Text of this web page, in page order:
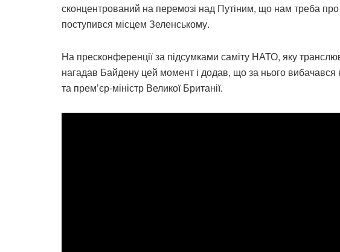
сконцентрований на перемозі над Путіним, що нам треба
поступився місцем Зеленському.
На пресконференції за підсумками саміту НАТО, яку
нагадав Байдену цей момент і додав, що за нього вибачався
та прем’єр-міністр Великої Британії.